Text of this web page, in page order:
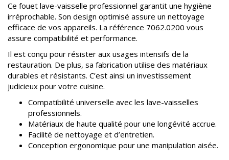
Ce fouet lave-vaisselle professionnel garantit une hygiène
irréprochable. Son design optimisé assure un nettoyage
efficace de vos appareils. La référence 7062.0200 vous
assure compatibilité et performance.
Il est conçu pour résister aux usages intensifs de la
restauration. De plus, sa fabrication utilise des matériaux
durables et résistants. C’est ainsi un investissement
judicieux pour votre cuisine.
Compatibilité universelle avec les lave-vaisselles
professionnels.
Matériaux de haute qualité pour une longévité accrue.
Facilité de nettoyage et d’entretien.
Conception ergonomique pour une manipulation aisée.